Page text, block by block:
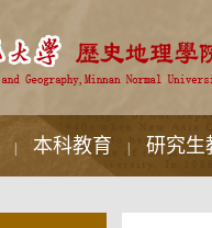
本科教育 研究生